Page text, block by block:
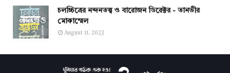
চলচ্চিত্রের নন্দনতত্ত্ব ও বারোজন ডিরেক্টর - তানভীর
মোকাম্মেল
August 11, 2023